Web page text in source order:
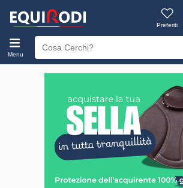
Preferiti
Menu